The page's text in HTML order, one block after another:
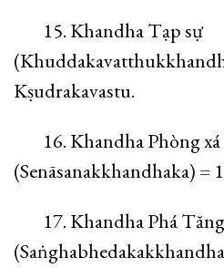
15. Khandha Tạp sự
Kṣudrakavastu.
16. Khandha Phòng xá
(Senāsanakkhandhaka) =
17. Khandha Phá Tăng